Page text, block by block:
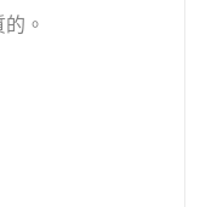
。